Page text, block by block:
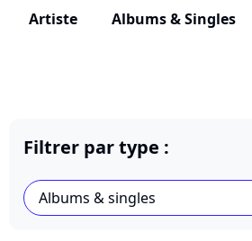
Artiste Albums & Singles
Filtrer par type :
Albums & singles